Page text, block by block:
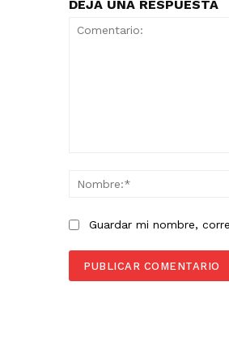
DEJA UNA RESPUESTA
Guardar mi nombre,